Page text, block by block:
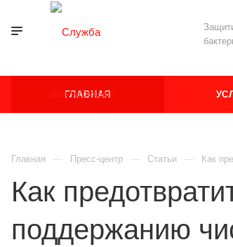
ГЛАВНАЯ
Главная Пресс-центр Статьи Как
Как
поддержанию